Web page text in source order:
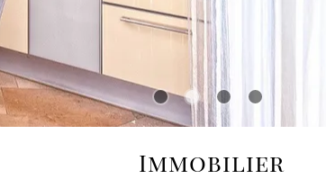
Immobilier